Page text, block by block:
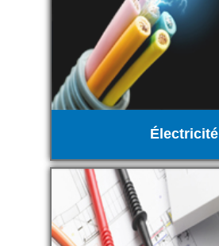
Électricité